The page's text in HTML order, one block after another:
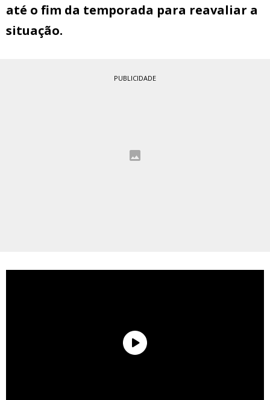
até o fim da temporada para reavaliar a
situação.
PUBLICIDADE